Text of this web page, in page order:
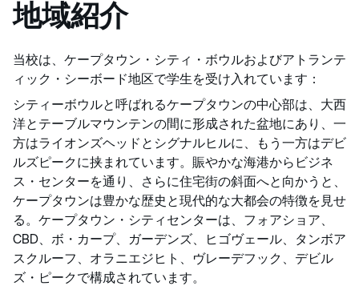
地域紹介
当校は、ケープタウン・シティ・ボウルおよびアトランテ
ィック・シーボード地区で学生を受け入れています：
シティーボウルと呼ばれるケープタウンの中心部は、大西
洋とテーブルマウンテンの間に形成された盆地にあり、一
方はライオンズヘッドとシグナルヒルに、もう一方はデビ
ルズピークに挟まれています。賑やかな海港からビジネ
ス・センターを通り、さらに住宅街の斜面へと向かうと、
ケープタウンは豊かな歴史と現代的な大都会の特徴を見せ
る。ケープタウン・シティセンターは、フォアショア、
CBD、ボ・カープ、ガーデンズ、ヒゴヴェール、タンボア
スクルーフ、オラニエジヒト、ヴレーデフック、デビル
ズ・ピークで構成されています。